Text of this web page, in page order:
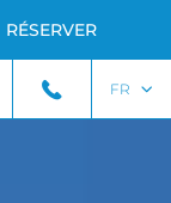
RÉSERVER
FR